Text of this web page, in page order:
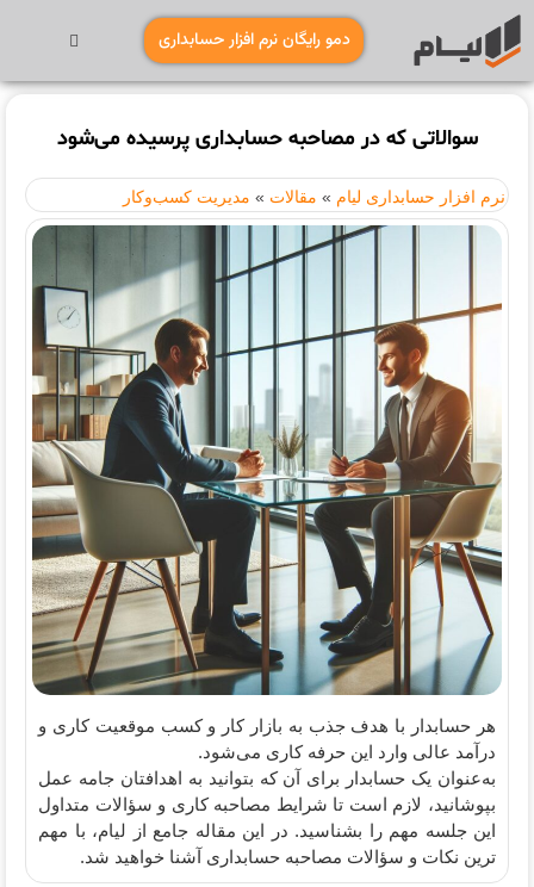
دمو رایگان نرم افزار حسابداری
سوالاتی که در مصاحبه حسابداری پرسیده می‌شود
نرم افزار حسابداری لیام » مقالات » مدیریت کسب‌وکار
هر حسابدار با هدف جذب به بازار کار و کسب موقعیت کاری و
درآمد عالی وارد این حرفه کاری می‌شود.
به‌عنوان یک حسابدار برای آن که بتوانید به اهدافتان جامه عمل
بپوشانید، لازم است تا شرایط مصاحبه کاری و سؤالات متداول
این جلسه مهم را بشناسید. در این مقاله جامع از لیام، با مهم
ترین نکات و سؤالات مصاحبه حسابداری آشنا خواهید شد.